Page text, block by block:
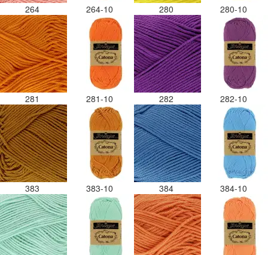
264 264-10 280 280-10
281 281-10 282 282-10
383 383-10 384 384-10